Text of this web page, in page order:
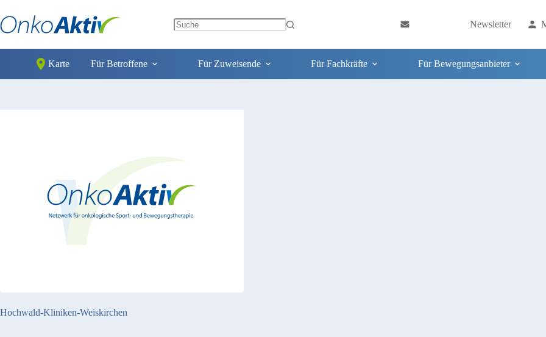
Inhalt
springen
results
Newsletter
Karte Für Betroffene Für Zuweisende Für Fachkräfte Für Bewegungsanbieter
Hochwald-Kliniken-Weiskirchen